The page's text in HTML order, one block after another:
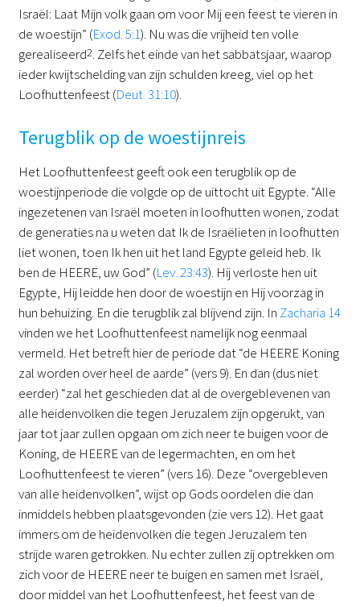
Israël: Laat Mijn volk gaan om voor Mij een feest te vieren in
de woestijn” (Exod. 5:1). Nu was die vrijheid ten volle
gerealiseerd2. Zelfs het einde van het sabbatsjaar, waarop
ieder kwijtschelding van zijn schulden kreeg, viel op het
Loofhuttenfeest (Deut. 31:10).
Terugblik op de woestijnreis
Het Loofhuttenfeest geeft ook een terugblik op de
woestijnperiode die volgde op de uittocht uit Egypte. “Alle
ingezetenen van Israël moeten in loofhutten wonen, zodat
de generaties na u weten dat Ik de Israëlieten in loofhutten
liet wonen, toen Ik hen uit het land Egypte geleid heb. Ik
ben de HEERE, uw God” (Lev. 23:43). Hij verloste hen uit
Egypte, Hij leidde hen door de woestijn en Hij voorzag in
hun behuizing. En die terugblik zal blijvend zijn. In Zacharia 14
vinden we het Loofhuttenfeest namelijk nog eenmaal
vermeld. Het betreft hier de periode dat “de HEERE Koning
zal worden over heel de aarde” (vers 9). En dan (dus niet
eerder) “zal het geschieden dat al de overgeblevenen van
alle heidenvolken die tegen Jeruzalem zijn opgerukt, van
jaar tot jaar zullen opgaan om zich neer te buigen voor de
Koning, de HEERE van de legermachten, en om het
Loofhuttenfeest te vieren” (vers 16). Deze “overgebleven
van alle heidenvolken”, wijst op Gods oordelen die dan
inmiddels hebben plaatsgevonden (zie vers 12). Het gaat
immers om de heidenvolken die tegen Jeruzalem ten
strijde waren getrokken. Nu echter zullen zij optrekken om
zich voor de HEERE neer te buigen en samen met Israël,
door middel van het Loofhuttenfeest, het feest van de